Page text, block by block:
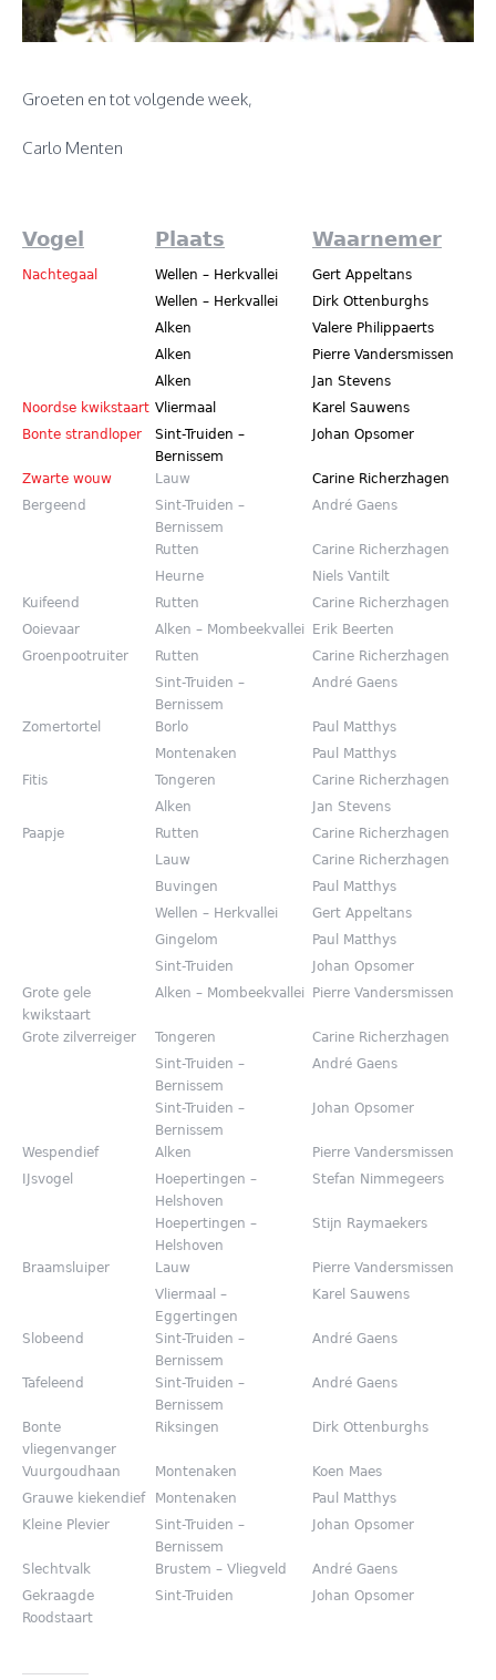
Groeten en tot volgende week,
Carlo Menten
Vogel Plaats Waarnemer
Nachtegaal Wellen – Herkvallei
Gert Appeltans
Wellen – Herkvallei
Dirk Ottenburghs
Alken
Valere Philippaerts
Alken
Pierre Vandersmissen
Alken
Jan Stevens
Noordse kwikstaart Vliermaal
Karel Sauwens
Bonte strandloper
Sint-Truiden –
Bernissem
Johan Opsomer
Zwarte wouw Lauw
Carine Richerzhagen
Bergeend
Sint-Truiden –
Bernissem
André Gaens
Rutten
Carine Richerzhagen
Heurne
Niels Vantilt
Kuifeend
Rutten
Carine Richerzhagen
Ooievaar
Alken – Mombeekvallei
Erik Beerten
Groenpootruiter
Rutten
Carine Richerzhagen
Sint-Truiden –
Bernissem
André Gaens
Zomertortel Borlo
Paul Matthys
Montenaken
Paul Matthys
Fitis
Tongeren
Carine Richerzhagen
Alken
Jan Stevens
Paapje
Rutten
Carine Richerzhagen
Lauw
Carine Richerzhagen
Buvingen
Paul Matthys
Wellen – Herkvallei
Gert Appeltans
Gingelom
Paul Matthys
Sint-Truiden
Johan Opsomer
Grote gele
kwikstaart
Alken – Mombeekvallei Pierre Vandersmissen
Grote zilverreiger Tongeren
Carine Richerzhagen
Sint-Truiden –
Bernissem
André Gaens
Sint-Truiden –
Bernissem
Johan Opsomer
Wespendief Alken
Pierre Vandersmissen
IJsvogel
Hoepertingen –
Helshoven
Stefan Nimmegeers
Hoepertingen –
Helshoven
Stijn Raymaekers
Braamsluiper Lauw
Pierre Vandersmissen
Vliermaal –
Eggertingen
Karel Sauwens
Slobeend
Sint-Truiden –
Bernissem
André Gaens
Tafeleend
Sint-Truiden –
Bernissem
André Gaens
Bonte
vliegenvanger
Riksingen Dirk Ottenburghs
Vuurgoudhaan Montenaken
Koen Maes
Grauwe kiekendief
Montenaken
Paul Matthys
Kleine Plevier
Sint-Truiden –
Bernissem
Johan Opsomer
Slechtvalk Brustem – Vliegveld
André Gaens
Gekraagde
Roodstaart
Sint-Truiden Johan Opsomer